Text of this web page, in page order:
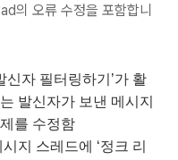
의 오류 수정을 포함합니
신자 필터링하기’가 활
발신자가 보낸 메시지
를 수정함
지 스레드에 ‘정크 리